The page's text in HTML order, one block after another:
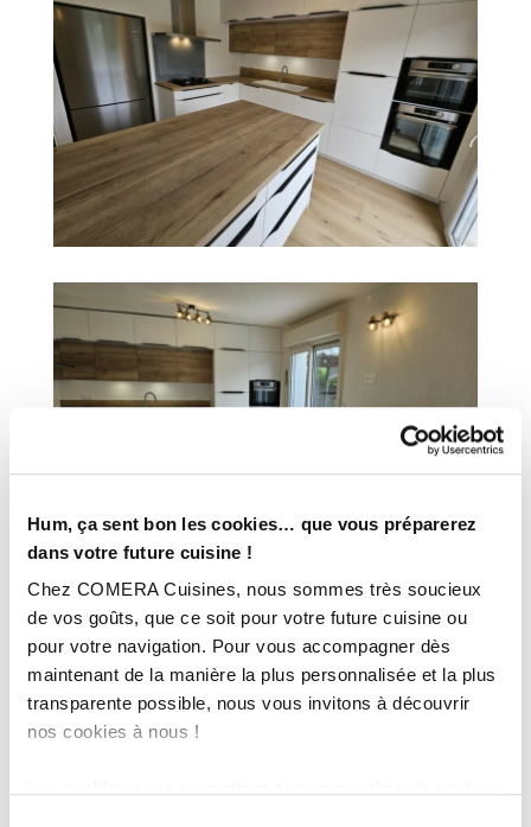
Hum, ça sent bon les cookies… que vous préparerez
dans votre future cuisine !
Chez COMERA Cuisines, nous sommes très soucieux
de vos goûts, que ce soit pour votre future cuisine ou
pour votre navigation. Pour vous accompagner dès
maintenant de la manière la plus personnalisée et la plus
transparente possible, nous vous invitons à découvrir
nos cookies à nous !